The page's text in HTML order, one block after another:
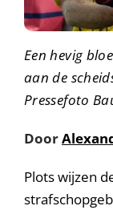
Een hevig
aan de
Pressefoto
Door
Plots wijzen